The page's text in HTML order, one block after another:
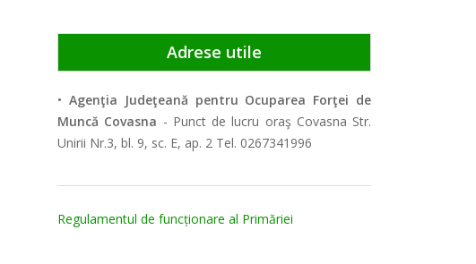
Adrese utile
• Agenţia Judeţeană pentru Ocuparea Forţei de
Muncă Covasna - Punct de lucru oraş Covasna Str.
Unirii Nr.3, bl. 9, sc. E, ap. 2 Tel. 0267341996
Regulamentul de funcționare al Primăriei